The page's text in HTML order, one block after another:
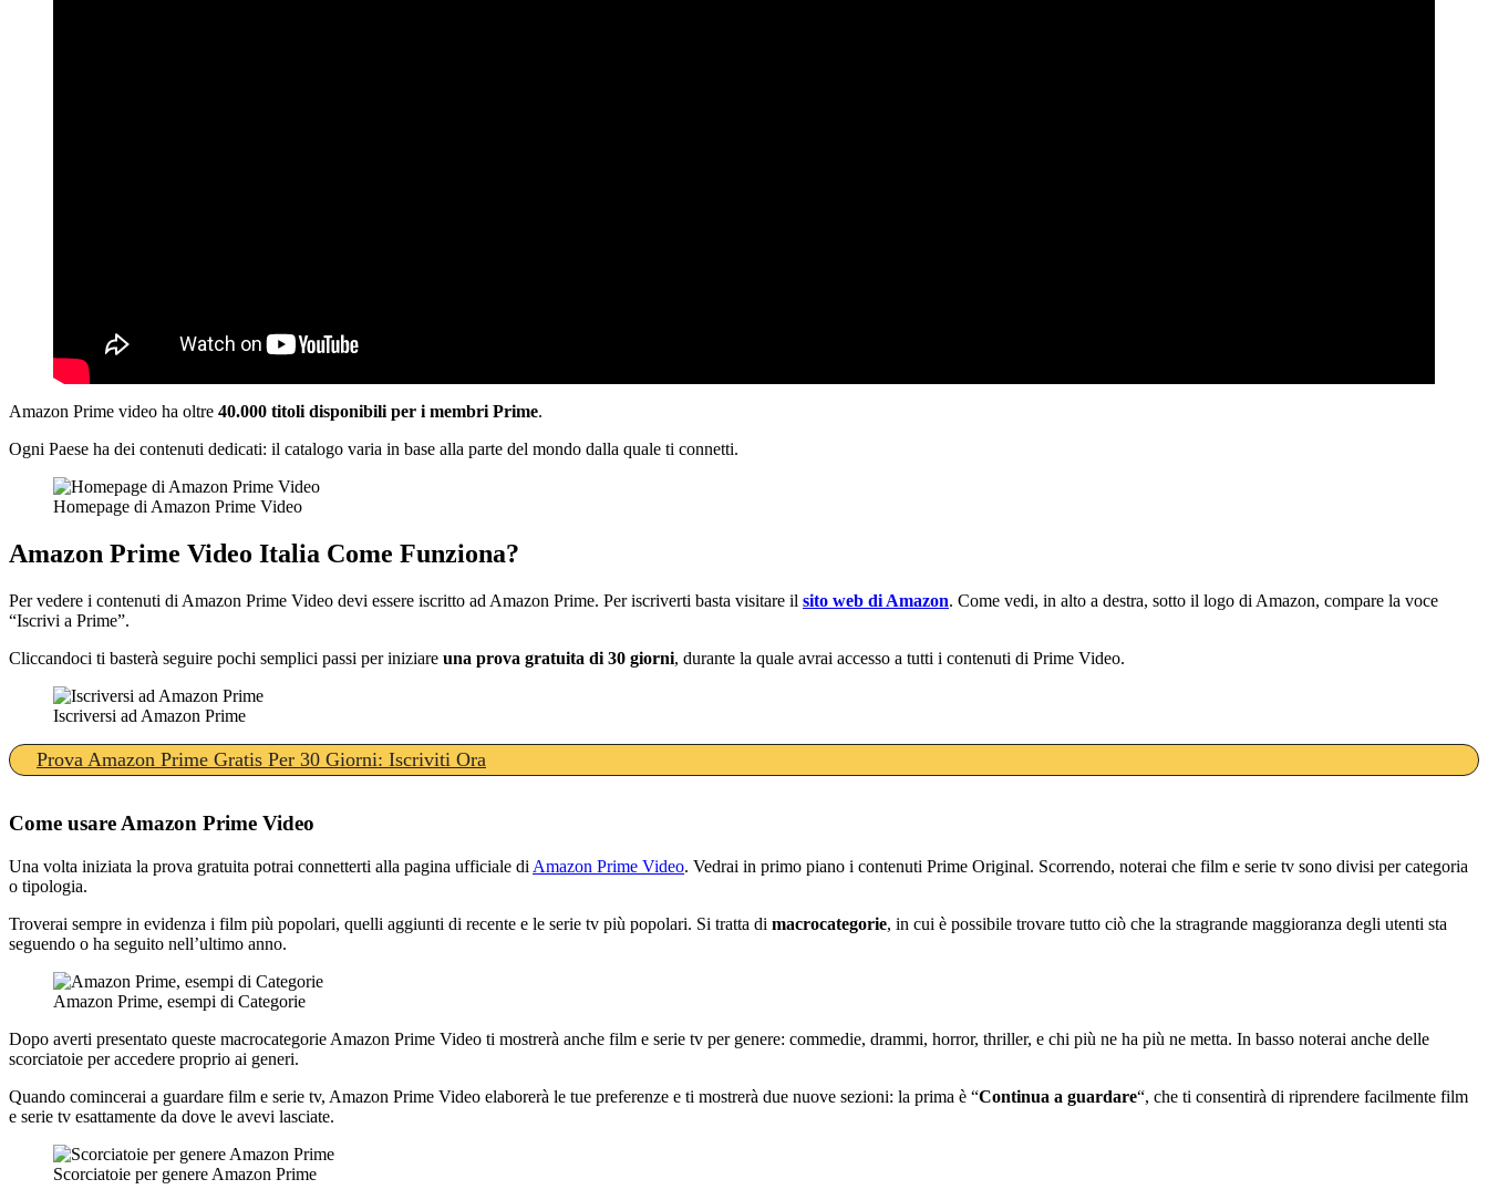
Amazon Prime video ha oltre 40.000 titoli disponibili per i membri Prime.
Ogni Paese ha dei contenuti dedicati: il catalogo varia in base alla parte del mondo dalla quale ti connetti.
Homepage di Amazon Prime Video
Amazon Prime Video Italia Come Funziona?
Per vedere i contenuti di Amazon Prime Video devi essere iscritto ad Amazon Prime. Per iscriverti basta visitare il sito web di Amazon. Come vedi, in alto a destra, sotto il logo di Amazon, compare la voce
“Iscrivi a Prime”.
Cliccandoci ti basterà seguire pochi semplici passi per iniziare una prova gratuita di 30 giorni, durante la quale avrai accesso a tutti i contenuti di Prime Video.
Iscriversi ad Amazon Prime
Prova Amazon Prime Gratis Per 30 Giorni: Iscriviti Ora
Come usare Amazon Prime Video
Una volta iniziata la prova gratuita potrai connetterti alla pagina ufficiale di Amazon Prime Video. Vedrai in primo piano i contenuti Prime Original. Scorrendo, noterai che film e serie tv sono divisi per categoria
o tipologia.
Troverai sempre in evidenza i film più popolari, quelli aggiunti di recente e le serie tv più popolari. Si tratta di macrocategorie, in cui è possibile trovare tutto ciò che la stragrande maggioranza degli utenti sta
seguendo o ha seguito nell’ultimo anno.
Amazon Prime, esempi di Categorie
Dopo averti presentato queste macrocategorie Amazon Prime Video ti mostrerà anche film e serie tv per genere: commedie, drammi, horror, thriller, e chi più ne ha più ne metta. In basso noterai anche delle
scorciatoie per accedere proprio ai generi.
Quando comincerai a guardare film e serie tv, Amazon Prime Video elaborerà le tue preferenze e ti mostrerà due nuove sezioni: la prima è “Continua a guardare“, che ti consentirà di riprendere facilmente film
e serie tv esattamente da dove le avevi lasciate.
Scorciatoie per genere Amazon Prime